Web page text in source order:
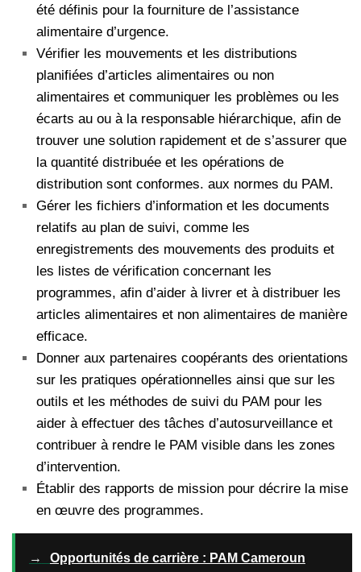
été définis pour la fourniture de l’assistance
alimentaire d’urgence.
Vérifier les mouvements et les distributions
planifiées d’articles alimentaires ou non
alimentaires et communiquer les problèmes ou les
écarts au ou à la responsable hiérarchique, afin de
trouver une solution rapidement et de s’assurer que
la quantité distribuée et les opérations de
distribution sont conformes. aux normes du PAM.
Gérer les fichiers d’information et les documents
relatifs au plan de suivi, comme les
enregistrements des mouvements des produits et
les listes de vérification concernant les
programmes, afin d’aider à livrer et à distribuer les
articles alimentaires et non alimentaires de manière
efficace.
Donner aux partenaires coopérants des orientations
sur les pratiques opérationnelles ainsi que sur les
outils et les méthodes de suivi du PAM pour les
aider à effectuer des tâches d’autosurveillance et
contribuer à rendre le PAM visible dans les zones
d’intervention.
Établir des rapports de mission pour décrire la mise
en œuvre des programmes.
→
Opportunités de carrière : PAM Cameroun